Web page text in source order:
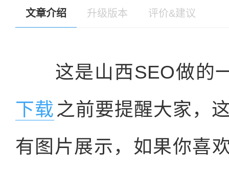
文章介绍 升级版本 评价&建议
这是山西SEO做的
下载 之前要提醒大家，
有图片展示，如果你喜